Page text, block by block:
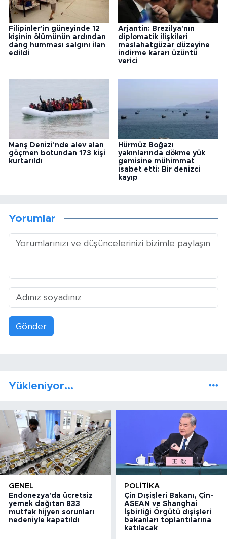
Filipinler'in güneyinde 12
kişinin ölümünün ardından
dang humması salgını ilan
edildi
Arjantin: Brezilya'nın
diplomatik ilişkileri
maslahatgüzar düzeyine
indirme kararı üzüntü
verici
Manş Denizi'nde alev alan
göçmen botundan 173 kişi
kurtarıldı
Hürmüz Boğazı
yakınlarında dökme yük
gemisine mühimmat
isabet etti: Bir denizci
kayıp
Yorumlar
Gönder
Yükleniyor...
GENEL
Endonezya'da ücretsiz
yemek dağıtan 833
mutfak hijyen sorunları
nedeniyle kapatıldı
POLITIKA
Çin Dışişleri Bakanı, Çin-
ASEAN ve Shanghai
İşbirliği Örgütü dışişleri
bakanları toplantılarına
katılacak